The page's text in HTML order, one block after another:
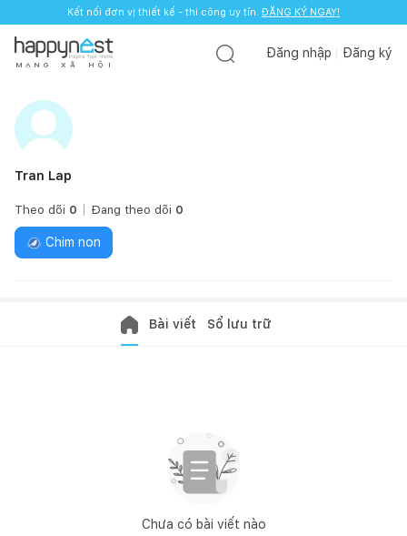
Kết nối đơn vị thiết kế - thi công uy tín. ĐĂNG KÝ NGAY!
M Ạ N G X Ã H Ộ I
Đăng nhập Đăng ký
Tran Lap
Theo dõi 0 Đang theo dõi 0
Chim non
Bài viết Sổ lưu trữ
Chưa có bài viết nào